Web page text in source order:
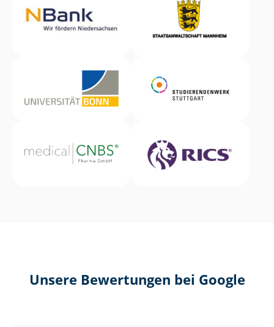
Unsere Bewertungen bei Google